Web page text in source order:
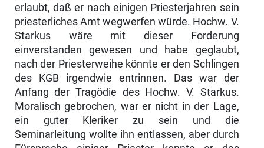
erlaubt, daß er nach einigen Priesterjahren sein
priesterliches Amt wegwerfen würde. Hochw. V.
Starkus wäre mit dieser Forderung
einverstanden gewesen und habe geglaubt,
nach der Priesterweihe könnte er den Schlingen
des KGB irgendwie entrinnen. Das war der
Anfang der Tragödie des Hochw. V. Starkus.
Moralisch gebrochen, war er nicht in der Lage,
ein guter Kleriker zu sein und die
Seminarleitung wollte ihn entlassen, aber durch